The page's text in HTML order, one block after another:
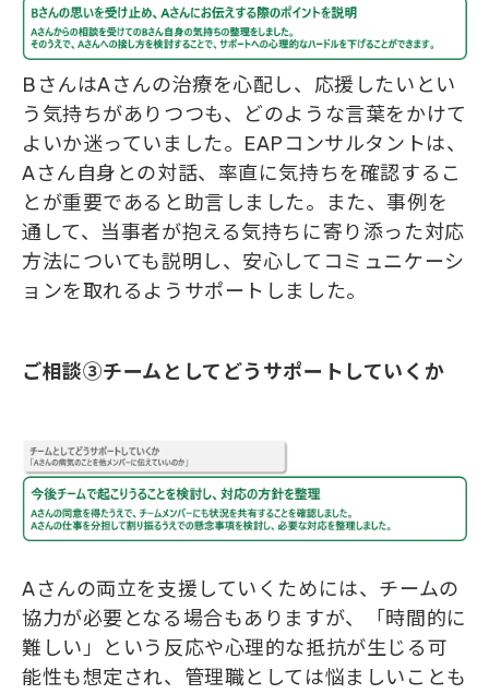
BさんはAさんの治療を心配し、応援したいとい
う気持ちがありつつも、どのような言葉をかけて
よいか迷っていました。EAPコンサルタントは、
Aさん自身との対話、率直に気持ちを確認するこ
とが重要であると助言しました。また、事例を
通して、当事者が抱える気持ちに寄り添った対応
方法についても説明し、安心してコミュニケーシ
ョンを取れるようサポートしました。
ご相談③チームとしてどうサポートしていくか
Aさんの両立を支援していくためには、チームの
協力が必要となる場合もありますが、「時間的に
難しい」という反応や心理的な抵抗が生じる可
能性も想定され、管理職としては悩ましいことも